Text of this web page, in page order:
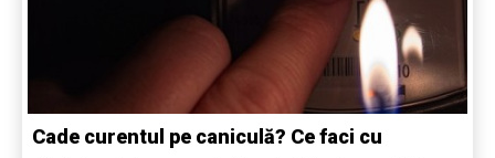
Cade curentul pe caniculă? Ce faci cu